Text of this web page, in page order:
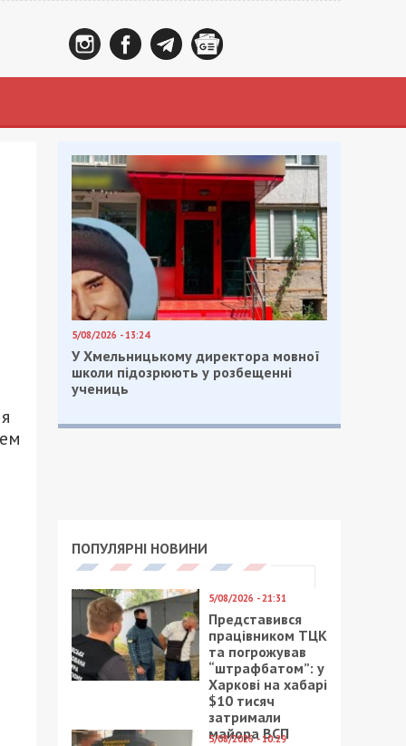
5/08/2026 - 13:24
У Хмельницькому директора мовної
школи підозрюють у розбещенні
учениць
ПОПУЛЯРНІ НОВИНИ
5/08/2026 - 21:31
Представився
працівником ТЦК
та погрожував
“штрафбатом”: у
Харкові на хабарі
$10 тисяч
затримали
майора ВСП
5/08/2026 - 10:29